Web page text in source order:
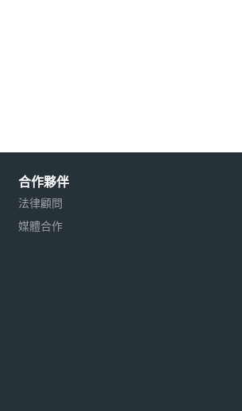
合作夥伴
法律顧問
媒體合作